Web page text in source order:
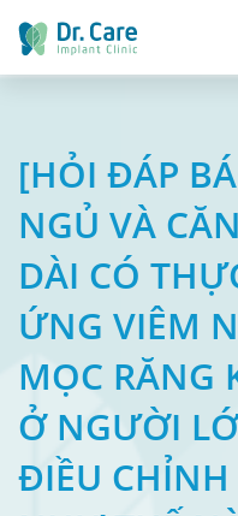
[HỎI ĐÁP
NGỦ VÀ
DÀI CÓ
ỨNG VIÊM
MỌC RĂNG
Ở NGƯỜI
ĐIỀU